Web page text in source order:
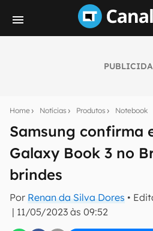
Home Notícias Produtos Notebook
Samsung confirma
Galaxy Book 3 no
brindes
Por Renan da Silva Dores •
| 11/05/2023 às 09:52
notícias e reviews sobre
E-mail
inscreva-